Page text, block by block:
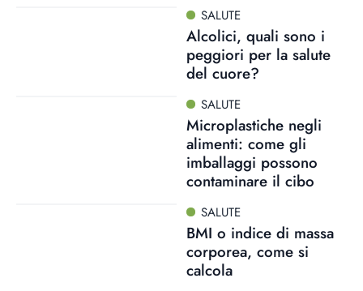
SALUTE
Alcolici, quali sono i
peggiori per la salute
del cuore?
SALUTE
Microplastiche negli
alimenti: come gli
imballaggi possono
contaminare il cibo
SALUTE
BMI o indice di massa
corporea, come si
calcola